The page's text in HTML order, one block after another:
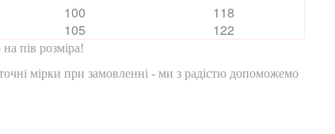
100
118
105 122
пів розміра!
мірки при замовленні - ми з радістю допоможемо